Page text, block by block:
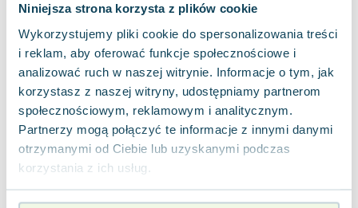
Niniejsza strona korzysta z plików cookie
Wykorzystujemy pliki cookie do spersonalizowania treści
i reklam, aby oferować funkcje społecznościowe i
analizować ruch w naszej witrynie. Informacje o tym, jak
korzystasz z naszej witryny, udostępniamy partnerom
społecznościowym, reklamowym i analitycznym.
Partnerzy mogą połączyć te informacje z innymi danymi
otrzymanymi od Ciebie lub uzyskanymi podczas
korzystania z ich usług.
Prosta metoda jak skutecznie pozbyć się
zbędnych kilogramów
Betters ,2009 | Allen Carr
Ta książka nie narzuca żadnych reguł ani nie stawia
restrykcji. Nie jest to kolejna tradycyjna dieta, lecz
metoda umożliwiająca de...
0.0
Miękka Pakujemy dzisiaj
Używana
18.65zł dobry Do koszyka